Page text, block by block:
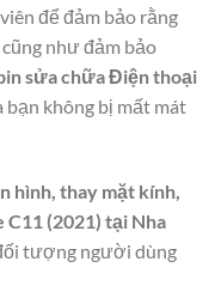
để đảm bảo rằng
như đảm bảo
sửa chữa Điện thoại
bạn không bị mất mát
hình, thay mặt kính,
(2021) tại Nha
tượng người dùng